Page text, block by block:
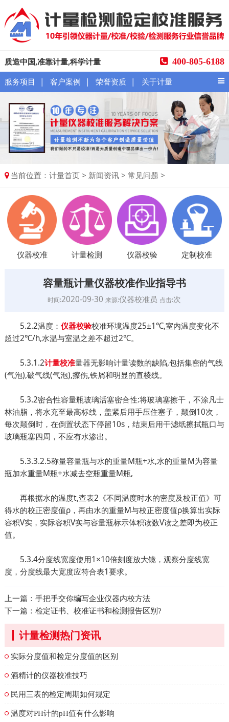
质造中国,准靠计量,科学计量 400-805-6188
服务项目 | 客户案例 | 荣誉资质 | 关于计量
当前位置：计量首页 > 新闻资讯 >常见问题 >
仪器校准 计量检测 仪器校验 定制校准
容量瓶计量仪器校准作业指导书
时间:2020-09-30来源:仪器校准员 点击:次
5.2.2温度： 仪器校验校准环境温度25±1℃,室内温度变化不
超过2℃/h,水温与室温之差不超过2℃。
5.3.1.2计量校准量器无影响计量读数的缺陷,包括集密的气线
(气泡),破气线(气泡),擦伤,铁屑和明显的直棱线。
5.3.2密合性容量瓶玻璃活塞密合性:将玻璃塞擦干，不涂凡士
林油脂，将水充至最高标线，盖紧后用手压住塞子，颠倒10次，
每次颠倒时，在倒置状态下停留10s，结束后用干滤纸擦拭瓶口与
玻璃瓶塞四周，不应有水渗出。
5.3.3.2.5称量容量瓶与水的重量M瓶+水,水的重量M为容量
瓶加水重量M瓶+水减去空瓶重量M瓶,
再根据水的温度t,查表2《不同温度时水的密度及校正值》可
得水的校正密度值ρ，再由水的重量M与校正密度值ρ换算出实际
容积V实，实际容积V实与容量瓶标示体积读数V读之差即为校正
值。
5.3.4分度线宽度使用1×10倍刻度放大镜，观察分度线宽
度，分度线最大宽度应符合表1要求。
上一篇： 手把手交你编写企业仪器内校方法
下一篇： 检定证书、校准证书和检测报告区别?
计量检测热门资讯
实际分度值和检定分度值的区别
酒精计的仪器校准技巧
民用三表的检定周期如何规定
温度对PH计的pH值有什么影响